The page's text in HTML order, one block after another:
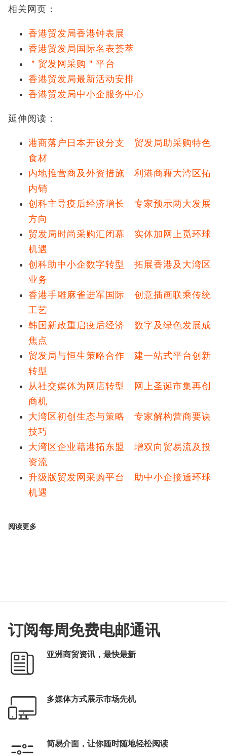
相关网页：
香港贸发局香港钟表展
香港贸发局国际名表荟萃
＂贸发网采购＂平台
香港贸发局最新活动安排
香港贸发局中小企服务中心
延伸阅读：
港商落户日本开设分支 贸发局助采购特色
食材
内地推营商及外资措施 利港商藉大湾区拓
内销
创科主导疫后经济增长 专家预示两大发展
方向
贸发局时尚采购汇闭幕 实体加网上觅环球
机遇
创科助中小企数字转型 拓展香港及大湾区
业务
香港手雕麻雀进军国际 创意插画联乘传统
工艺
韩国新政重启疫后经济 数字及绿色发展成
焦点
贸发局与恒生策略合作 建一站式平台创新
转型
从社交媒体为网店转型 网上圣诞市集再创
商机
大湾区初创生态与策略 专家解构营商要诀
技巧
大湾区企业藉港拓东盟 增双向贸易流及投
资流
升级版贸发网采购平台 助中小企接通环球
机遇
阅读更多
订阅每周免费电邮通讯
亚洲商贸资讯，最快最新
多媒体方式展示市场先机
简易介面，让你随时随地轻松阅读